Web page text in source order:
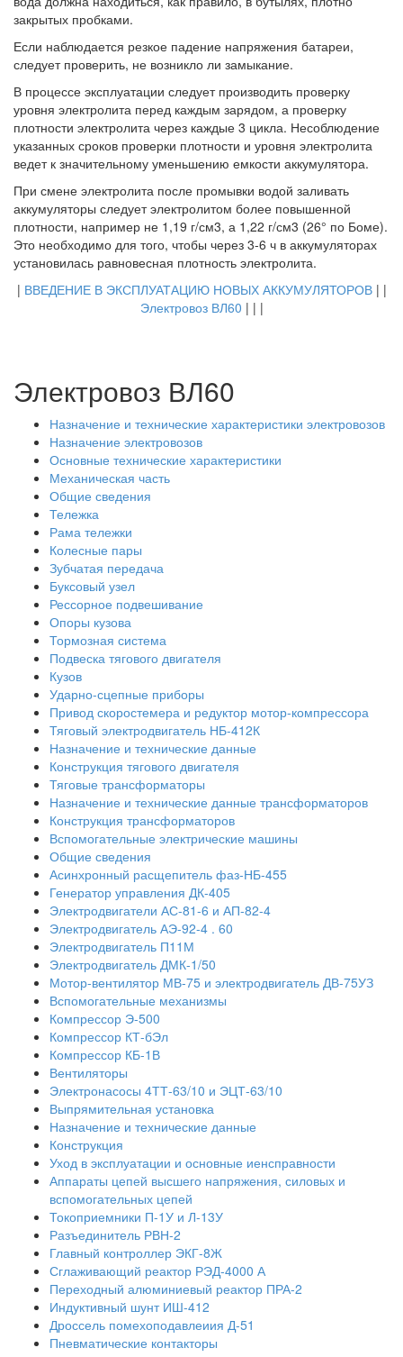
закрытых пробками.
Если наблюдается резкое падение напряжения батареи,
следует проверить, не возникло ли замыкание.
В процессе эксплуатации следует производить проверку
уровня электролита перед каждым зарядом, а проверку
плотности электролита через каждые 3 цикла. Несоблюдение
указанных сроков проверки плотности и уровня электролита
ведет к значительному уменьшению емкости аккумулятора.
При смене электролита после промывки водой заливать
аккумуляторы следует электролитом более повышенной
плотности, например не 1,19 г/см3, а 1,22 г/см3 (26° по Боме).
Это необходимо для того, чтобы через 3-6 ч в аккумуляторах
установилась равновесная плотность электролита.
| ВВЕДЕНИЕ В ЭКСПЛУАТАЦИЮ НОВЫХ АККУМУЛЯТОРОВ| |
Электровоз ВЛ60 | | |
Электровоз ВЛ60
Назначение и технические характеристики электровозов
Назначение электровозов
Основные технические характеристики
Механическая часть
Общие сведения
Тележка
Рама тележки
Колесные пары
Зубчатая передача
Буксовый узел
Рессорное подвешивание
Опоры кузова
Тормозная система
Подвеска тягового двигателя
Кузов
Ударно-сцепные приборы
Привод скоростемера и редуктор мотор-компрессора
Тяговый электродвигатель НБ-412К
Назначение и технические данные
Конструкция тягового двигателя
Тяговые трансформаторы
Назначение и технические данные трансформаторов
Конструкция трансформаторов
Вспомогательные электрические машины
Общие сведения
Асинхронный расщепитель фаз-НБ-455
Генератор управления ДК-405
Электродвигатели АС-81-6 и АП-82-4
Электродвигатель АЭ-92-4 . 60
Электродвигатель П11М
Электродвигатель ДМК-1/50
Мотор-вентилятор МВ-75 и электродвигатель ДВ-75УЗ
Вспомогательные механизмы
Компрессор Э-500
Компрессор КТ-бЭл
Компрессор КБ-1В
Вентиляторы
Электронасосы 4ТТ-63/10 и ЭЦТ-63/10
Выпрямительная установка
Назначение и технические данные
Конструкция
Уход в эксплуатации и основные иенсправности
Аппараты цепей высшего напряжения, силовых и
вспомогательных цепей
Токоприемники П-1У и Л-13У
Разъединитель РВН-2
Главный контроллер ЭКГ-8Ж
Сглаживающий реактор РЭД-4000 А
Переходный алюминиевый реактор ПРА-2
Индуктивный шунт ИШ-412
Дроссель помехоподавлеиия Д-51
Пневматические контакторы